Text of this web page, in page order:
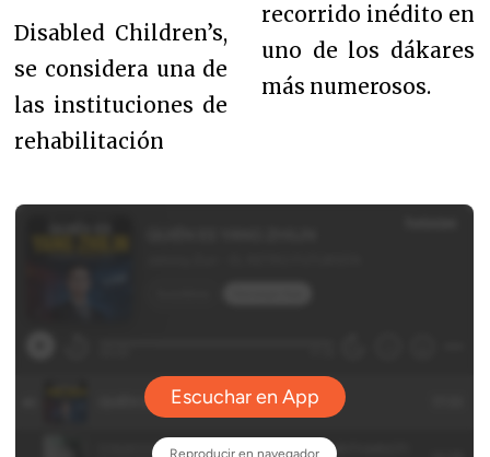
Disabled Children’s,
se considera una de
las instituciones de
rehabilitación
recorrido inédito en
uno de los dákares
más numerosos.